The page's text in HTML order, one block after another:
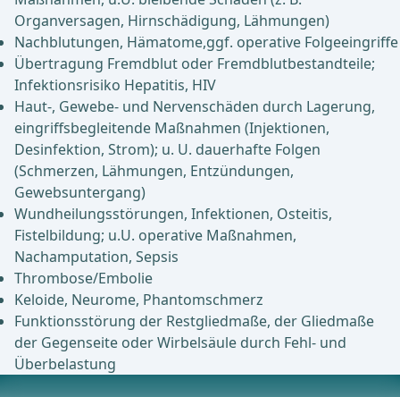
Organversagen, Hirnschädigung, Lähmungen)
Nachblutungen, Hämatome,ggf. operative Folgeeingriffe
Übertragung Fremdblut oder Fremdblutbestandteile;
Infektionsrisiko Hepatitis, HIV
Haut-, Gewebe- und Nervenschäden durch Lagerung,
eingriffsbegleitende Maßnahmen (Injektionen,
Desinfektion, Strom); u. U. dauerhafte Folgen
(Schmerzen, Lähmungen, Entzündungen,
Gewebsuntergang)
Wundheilungsstörungen, Infektionen, Osteitis,
Fistelbildung; u.U. operative Maßnahmen,
Nachamputation, Sepsis
Thrombose/Embolie
Keloide, Neurome, Phantomschmerz
Funktionsstörung der Restgliedmaße, der Gliedmaße
der Gegenseite oder Wirbelsäule durch Fehl- und
Überbelastung
Anästhesie